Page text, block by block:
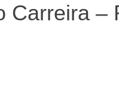
Carreira –